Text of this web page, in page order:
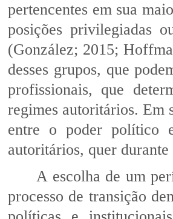
pertencentes em sua
posições privilegiadas
(González; 2015;
desses grupos, que
profissionais, que
regimes autoritários. Em
entre o poder político
autoritários, quer
A escolha de um
processo de transição